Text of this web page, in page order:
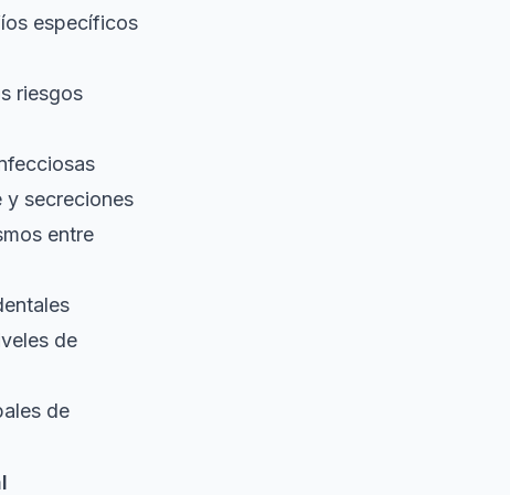
específicos
riesgos
y secreciones
entre
de
de